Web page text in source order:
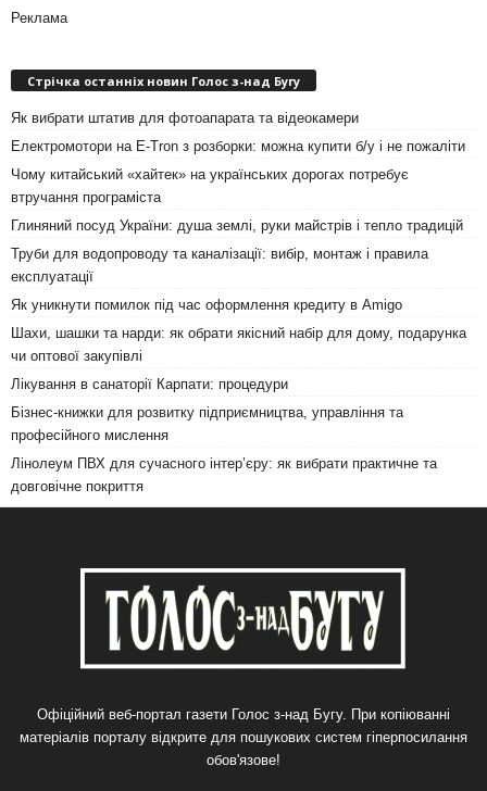
Реклама
Стрічка останніх новин Голос з-над Бугу
Як вибрати штатив для фотоапарата та відеокамери
Електромотори на E-Tron з розборки: можна купити б/у і не пожаліти
Чому китайський «хайтек» на українських дорогах потребує
втручання програміста
Глиняний посуд України: душа землі, руки майстрів і тепло традицій
Труби для водопроводу та каналізації: вибір, монтаж і правила
експлуатації
Як уникнути помилок під час оформлення кредиту в Amigo
Шахи, шашки та нарди: як обрати якісний набір для дому, подарунка
чи оптової закупівлі
Лікування в санаторії Карпати: процедури
Бізнес-книжки для розвитку підприємництва, управління та
професійного мислення
Лінолеум ПВХ для сучасного інтер’єру: як вибрати практичне та
довговічне покриття
Офіційний веб-портал газети Голос з-над Бугу. При копіюванні
матеріалів порталу відкрите для пошукових систем гіперпосилання
обов'язове!